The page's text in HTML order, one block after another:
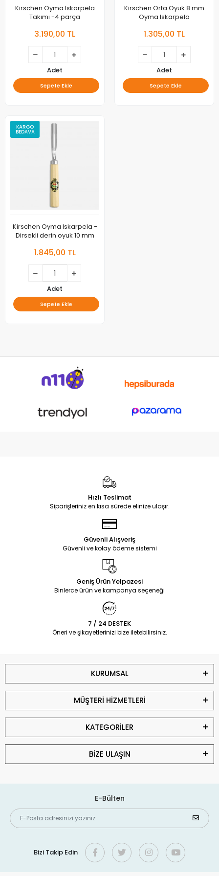
Kirschen Oyma Iskarpela
Takımı -4 parça
3.190,00 TL
Adet
Sepete Ekle
Kirschen Orta Oyuk 8 mm
Oyma Iskarpela
1.305,00 TL
Adet
Sepete Ekle
KARGO
BEDAVA
Kirschen Oyma Iskarpela -
Dirsekli derin oyuk 10 mm
1.845,00 TL
Adet
Sepete Ekle
Hızlı Teslimat
Siparişleriniz en kısa sürede elinize ulaşır.
Güvenli Alışveriş
Güvenli ve kolay ödeme sistemi
Geniş Ürün Yelpazesi
Binlerce ürün ve kampanya seçeneği
7 / 24 DESTEK
Öneri ve şikayetlerinizi bize iletebilirsiniz.
KURUMSAL
MÜŞTERİ HİZMETLERİ
KATEGORİLER
BİZE ULAŞIN
E-Bülten
Bizi Takip Edin